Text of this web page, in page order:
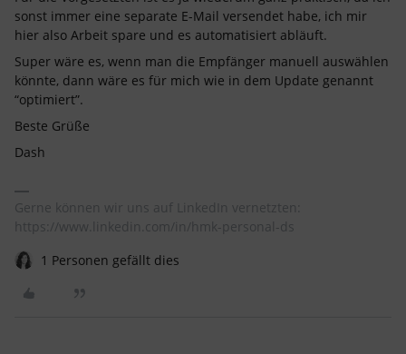
sonst immer eine separate E-Mail versendet habe, ich mir
hier also Arbeit spare und es automatisiert abläuft.
Super wäre es, wenn man die Empfänger manuell auswählen
könnte, dann wäre es für mich wie in dem Update genannt
“optimiert”.
Beste Grüße
Dash
Gerne können wir uns auf LinkedIn vernetzten:
https://www.linkedin.com/in/hmk-personal-ds
1 Personen gefällt dies